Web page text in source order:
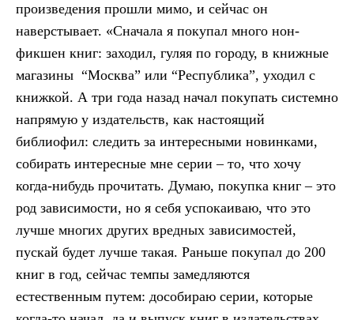
произведения прошли мимо, и сейчас он
наверстывает. «Сначала я покупал много нон-
фикшен книг: заходил, гуляя по городу, в книжные
магазины “Москва” или “Республика”, уходил с
книжкой. А три года назад начал покупать системно
напрямую у издательств, как настоящий
библиофил: следить за интересными новинками,
собирать интересные мне серии – то, что хочу
когда-нибудь прочитать. Думаю, покупка книг – это
род зависимости, но я себя успокаиваю, что это
лучше многих других вредных зависимостей,
пускай будет лучше такая. Раньше покупал до 200
книг в год, сейчас темпы замедляются
естественным путем: дособираю серии, которые